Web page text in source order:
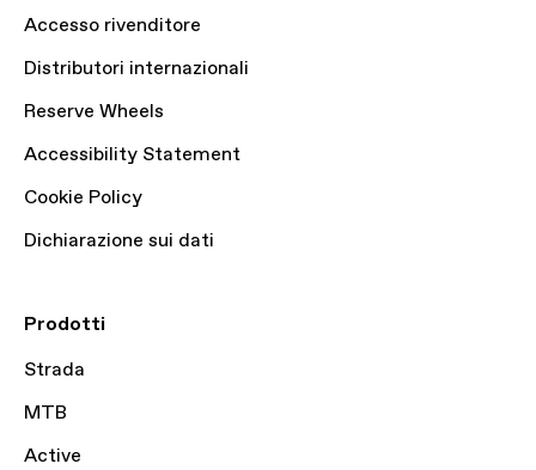
Accesso rivenditore
Distributori internazionali
Reserve Wheels
Accessibility Statement
Cookie Policy
Dichiarazione sui dati
Prodotti
Strada
MTB
Active